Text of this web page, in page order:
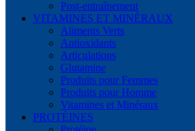
Post-entraînement
VITAMINES ET MINÉRAUX
Aliments Verts
Antioxidants
Articulations
Glutamine
Produits pour Femmes
Produits pour Homme
Vitamines et Minéraux
PROTÉINES